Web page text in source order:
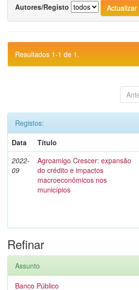
Autores/Registo
Resultados 1-1 de 1.
Registos:
Data
Título
2022-
09
Agroamigo Crescer: expansão
do crédito e impactos
macroeconômicos nos
municípios
Refinar
Assunto
Banco Público